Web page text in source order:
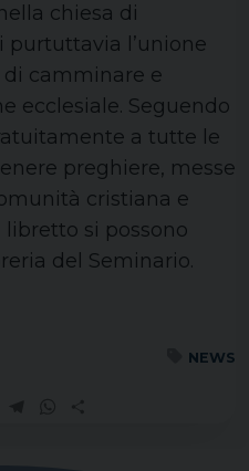
chiesa di
purtuttavia l’unione
di camminare e
ecclesiale. Seguendo
a tutte le
preghiere, messe
cristiana e
si possono
del Seminario.
NEWS